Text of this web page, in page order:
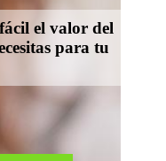
el valor del
para tu